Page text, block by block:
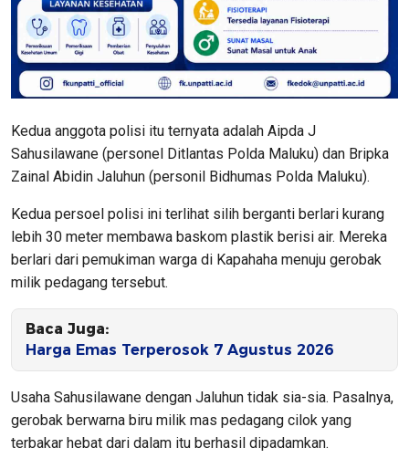
Kedua anggota polisi itu ternyata adalah Aipda J
Sahusilawane (personel Ditlantas Polda Maluku) dan Bripka
Zainal Abidin Jaluhun (personil Bidhumas Polda Maluku).
Kedua persoel polisi ini terlihat silih berganti berlari kurang
lebih 30 meter membawa baskom plastik berisi air. Mereka
berlari dari pemukiman warga di Kapahaha menuju gerobak
milik pedagang tersebut.
Baca Juga:
Harga Emas Terperosok 7 Agustus 2026
Usaha Sahusilawane dengan Jaluhun tidak sia-sia. Pasalnya,
gerobak berwarna biru milik mas pedagang cilok yang
terbakar hebat dari dalam itu berhasil dipadamkan.